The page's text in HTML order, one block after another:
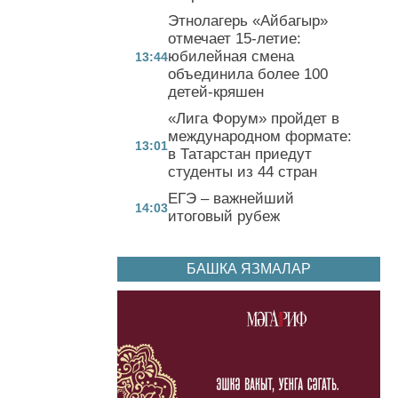
13:44
Этнолагерь «Айбагыр»
отмечает 15-летие:
юбилейная смена
объединила более 100
детей-кряшен
13:01
«Лига Форум» пройдет в
международном формате:
в Татарстан приедут
студенты из 44 стран
14:03
ЕГЭ – важнейший
итоговый рубеж
БАШКА ЯЗМАЛАР